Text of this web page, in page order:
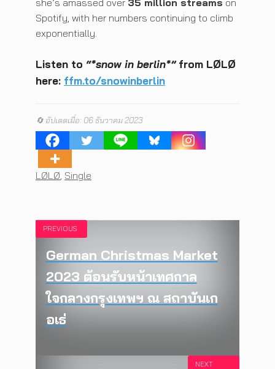
Spotify, with her numbers continuing to climb
exponentially.
Listen to “*snow in berlin*”from LØLØ
here: ffm.to/snowinberlin
🔄 อัปเดตเมื่อ: 06 ธันวาคม 2023
Tags
LØLØ Single
PREVIOUS
German Christmas Market
2023 ต้อนรับหน้าเทศกาล
ใจกลางกรุงเทพฯ ณ สถาบันเก
อเธ่
NEXT